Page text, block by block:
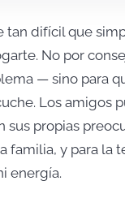
tan difícil que
No por
— sino para
Los amigos
sus propias
familia, y para la
energía.